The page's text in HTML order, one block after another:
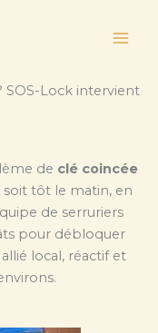
SOS-Lock intervient
de clé coincée
soit tôt le matin, en
de serruriers
pour débloquer
local, réactif et